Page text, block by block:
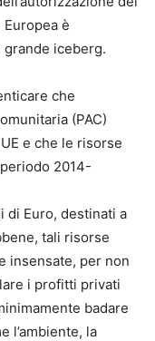
è
iceberg.
che
(PAC)
e che le risorse
2014-
di Euro, destinati a
tali risorse
insensate, per non
i profitti privati
badare
l’ambiente, la